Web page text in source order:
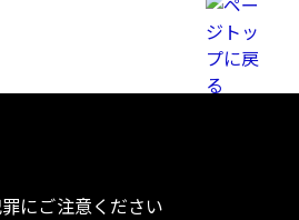
にご注意ください